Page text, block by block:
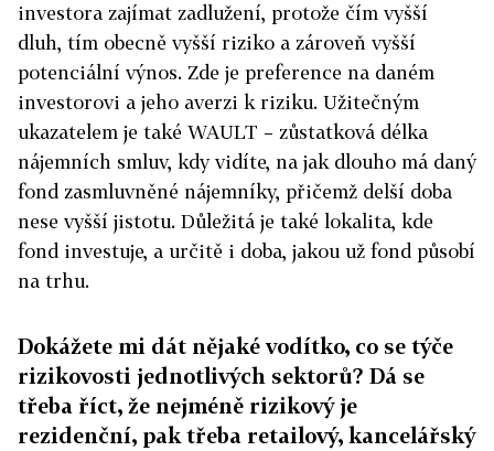
investora zajímat zadlužení, protože čím vyšší
dluh, tím obecně vyšší riziko a zároveň vyšší
potenciální výnos. Zde je preference na daném
investorovi a jeho averzi k riziku. Užitečným
ukazatelem je také WAULT – zůstatková délka
nájemních smluv, kdy vidíte, na jak dlouho má daný
fond zasmluvněné nájemníky, přičemž delší doba
nese vyšší jistotu. Důležitá je také lokalita, kde
fond investuje, a určitě i doba, jakou už fond působí
na trhu.
Dokážete mi dát nějaké vodítko, co se týče
rizikovosti jednotlivých sektorů? Dá se
třeba říct, že nejméně rizikový je
rezidenční, pak třeba retailový, kancelářský